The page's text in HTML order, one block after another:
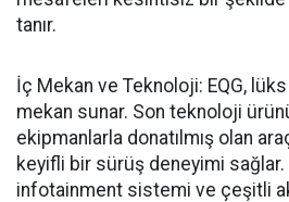
tanır.
İç Mekan ve Teknoloji: EQG,
mekan sunar. Son teknoloji
ekipmanlarla donatılmış olan
keyifli bir sürüş deneyimi sağlar.
infotainment sistemi ve çeşitli